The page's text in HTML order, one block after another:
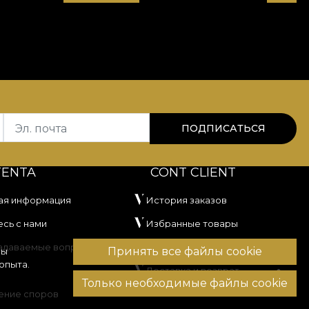
Принять все файлы cookie
Только необходимые файлы cookie
Эл. почта ПОДПИСАТЬСЯ
информация
с нами
вопросы
споров
CONT CLIENT
История заказов
Избранные товары
Способы оплаты
Доставка и возврат